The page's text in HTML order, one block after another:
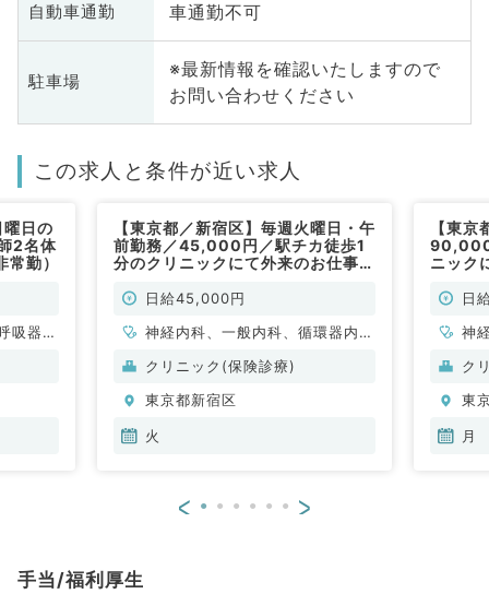
自動車通勤 車通勤不可
駐車場
※最新情報を確認いたしますので
お問い合わせください
この求人と条件が近い求人
日の
2名体
勤）
吸器内
【東京都／新宿区】毎週火曜日・午
前勤務／45,000円／駅チカ徒歩1
分のクリニックにて外来のお仕事で
日給45,000円
神経内科、一般内科、循環器内
科、呼吸器内科、消化器内科、内
内科、血液内科、膠原病科
クリニック(保険診療)
東京都新宿区
火
【東
90,000
ニック
日
神
科
内
ク
東
月
< >
手当/福利厚生